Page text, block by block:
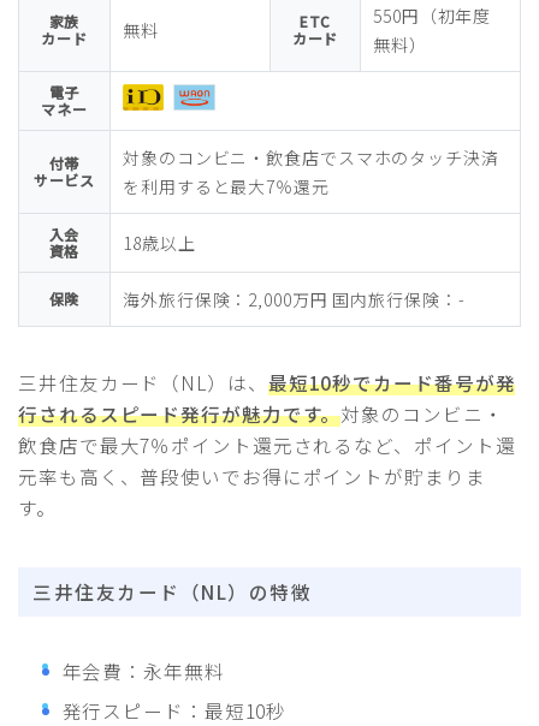
家族
カード
無料
ETC
カード
550円（初年度
無料）
電子
マネー
付帯
サービス
対象のコンビニ・飲食店でスマホのタッチ決済
を利用すると最大7％還元
入会
資格
18歳以上
保険 海外旅行保険：2,000万円 国内旅行保険：-
三井住友カード（NL）は、 最短10秒でカード番号が発
行されるスピード発行が魅力です。対象のコンビニ・
飲食店で最大7％ポイント還元されるなど、ポイント還
元率も高く、普段使いでお得にポイントが貯まりま
す。
三井住友カード（NL）の特徴
年会費：永年無料
発行スピード：最短10秒